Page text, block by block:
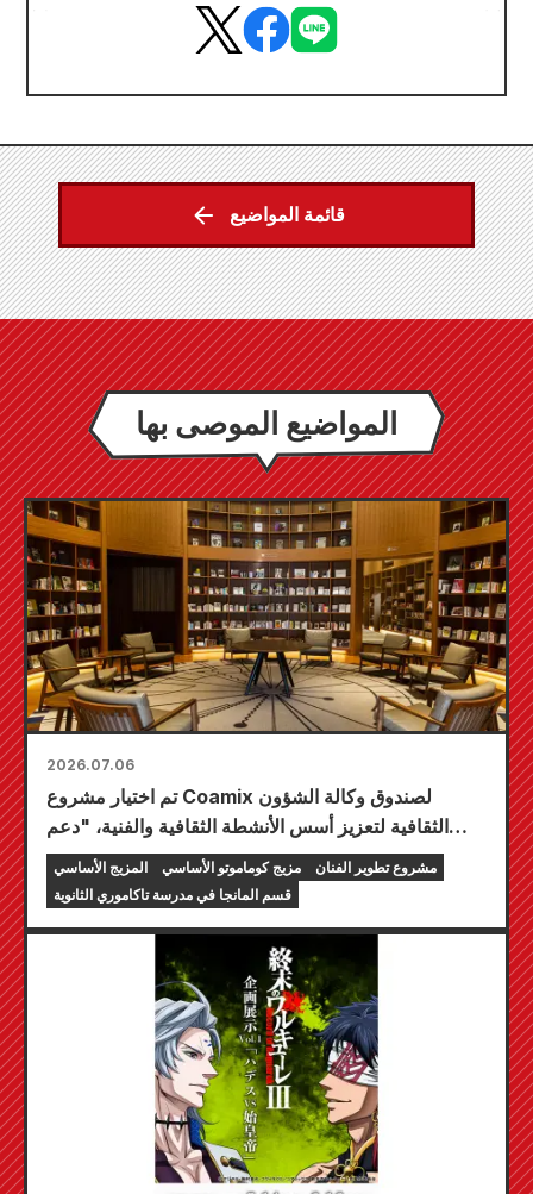
قائمة المواضيع
المواضيع الموصى بها
2026.07.06
تم اختيار مشروع Coamix لصندوق وكالة الشؤون
الثقافية لتعزيز أسس الأنشطة الثقافية والفنية، "دعم
تنمية المبدعين، إلخ".
المزيج الأساسي مزيج كوماموتو الأساسي
مشروع تطوير الفنان
قسم المانجا في مدرسة تاكاموري الثانوية